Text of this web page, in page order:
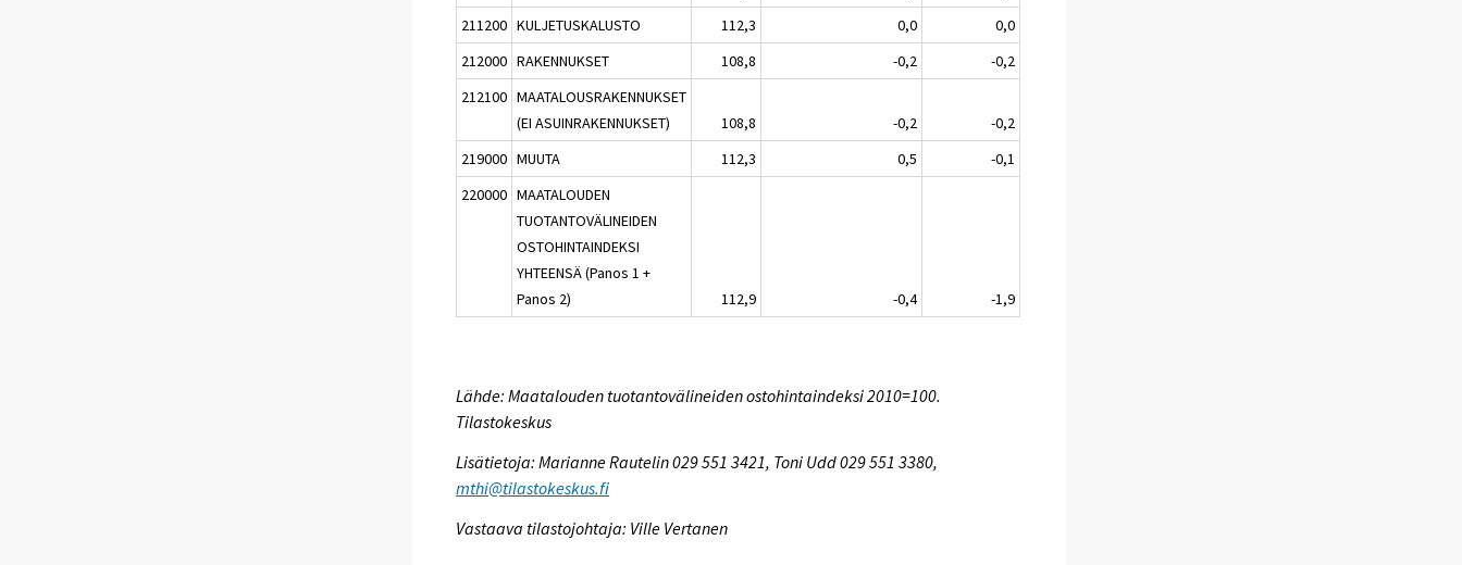
211200 KULJETUSKALUSTO 112,3 0,0
0,0
212000 RAKENNUKSET 108,8 -0,2
-0,2
212100 MAATALOUSRAKENNUKSET
(EI ASUINRAKENNUKSET)
108,8 -0,2
-0,2
219000 MUUTA 112,3 0,5
-0,1
220000 MAATALOUDEN
TUOTANTOVÄLINEIDEN
OSTOHINTAINDEKSI
YHTEENSÄ (Panos 1 +
Panos 2)
112,9 -0,4 -1,9
Lähde: Maatalouden tuotantovälineiden ostohintaindeksi 2010=100.
Tilastokeskus
Lisätietoja: Marianne Rautelin 029 551 3421, Toni Udd 029 551 3380,
mthi@tilastokeskus.fi
Vastaava tilastojohtaja: Ville Vertanen